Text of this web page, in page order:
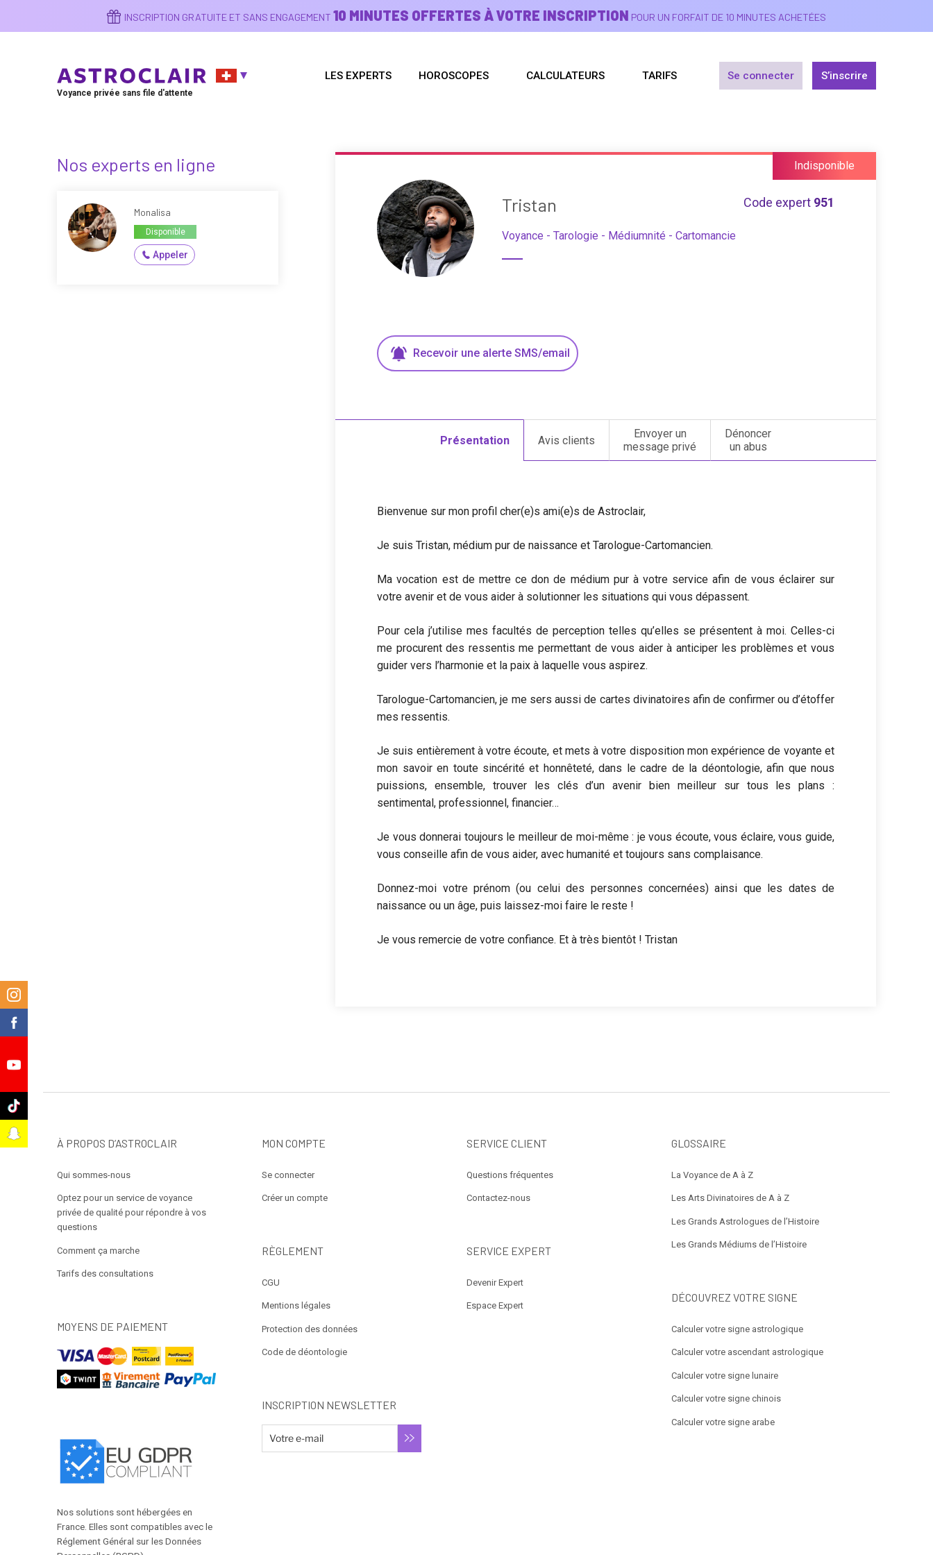
contenu
INSCRIPTION GRATUITE ET SANS ENGAGEMENT 10 MINUTES OFFERTES À VOTRE INSCRIPTION POUR UN FORFAIT DE 10 MINUTES ACHETÉES
Voyance privée sans file d'attente
LES EXPERTS HOROSCOPES CALCULATEURS TARIFS Se connecter S’inscrire
Nos experts en ligne
Monalisa
Disponible
Appeler
Indisponible
Tristan Code expert 951
Voyance - Tarologie - Médiumnité - Cartomancie
Recevoir une alerte SMS/email
Présentation Avis clients
Envoyer un
message privé
Dénoncer
un abus
Bienvenue sur mon profil cher(e)s ami(e)s de Astroclair,
Je suis Tristan, médium pur de naissance et Tarologue-Cartomancien.
Ma vocation est de mettre ce don de médium pur à votre service afin de vous éclairer sur
votre avenir et de vous aider à solutionner les situations qui vous dépassent.
Pour cela j’utilise mes facultés de perception telles qu’elles se présentent à moi. Celles-ci
me procurent des ressentis me permettant de vous aider à anticiper les problèmes et vous
guider vers l’harmonie et la paix à laquelle vous aspirez.
Tarologue-Cartomancien, je me sers aussi de cartes divinatoires afin de confirmer ou d’étoffer
mes ressentis.
Je suis entièrement à votre écoute, et mets à votre disposition mon expérience de voyante et
mon savoir en toute sincérité et honnêteté, dans le cadre de la déontologie, afin que nous
puissions, ensemble, trouver les clés d’un avenir bien meilleur sur tous les plans :
sentimental, professionnel, financier…
Je vous donnerai toujours le meilleur de moi-même : je vous écoute, vous éclaire, vous guide,
vous conseille afin de vous aider, avec humanité et toujours sans complaisance.
Donnez-moi votre prénom (ou celui des personnes concernées) ainsi que les dates de
naissance ou un âge, puis laissez-moi faire le reste !
Je vous remercie de votre confiance. Et à très bientôt ! Tristan
À PROPOS D’ASTROCLAIR
Qui sommes-nous
Optez pour un service de voyance
privée de qualité pour répondre à vos
questions
Comment ça marche
Tarifs des consultations
MOYENS DE PAIEMENT
Nos solutions sont hébergées en
France. Elles sont compatibles avec le
Réglement Général sur les Données
MON COMPTE
Se connecter
Créer un compte
RÈGLEMENT
CGU
Mentions légales
Protection des données
Code de déontologie
INSCRIPTION NEWSLETTER
SERVICE CLIENT
Questions fréquentes
Contactez-nous
SERVICE EXPERT
Devenir Expert
Espace Expert
GLOSSAIRE
La Voyance de A à Z
Les Arts Divinatoires de A à Z
Les Grands Astrologues de l’Histoire
Les Grands Médiums de l’Histoire
DÉCOUVREZ VOTRE SIGNE
Calculer votre signe astrologique
Calculer votre ascendant astrologique
Calculer votre signe lunaire
Calculer votre signe chinois
Calculer votre signe arabe